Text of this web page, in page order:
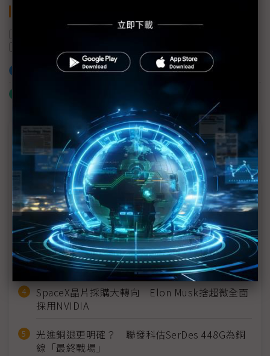
加入已選取到「關鍵字追蹤」
近７天熱門報導
MLCC訂單過熱、出貨比創高 村田示警全球AI基
建熱潮將趨緩
2027全年記憶體產能提前售罄 買家「祕而不
宣」只怕買不夠
英特爾EMIB良率達標 聯發科第2代ASIC產品
2028準時量產
SpaceX晶片採購大轉向 Elon Musk捨超微全面
採用NVIDIA
光進銅退更明確？ 聯發科估SerDes 448G為銅
線「最終戰場」